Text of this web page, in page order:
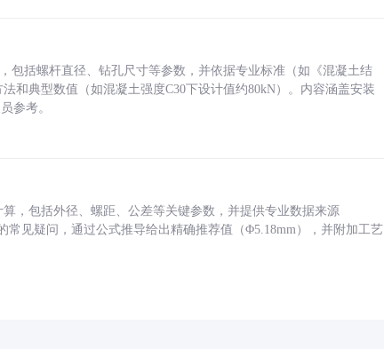
包括螺杆直径、钻孔尺寸等参数，并依据专业标准（如《混凝土结
和典型数值（如混凝土强度C30下设计值约80kN）。内容涵盖安装
参考。
，包括外径、螺距、公差等关键参数，并提供专业数据来源
常见疑问，通过公式推导给出精确推荐值（Φ5.18mm），并附加工艺